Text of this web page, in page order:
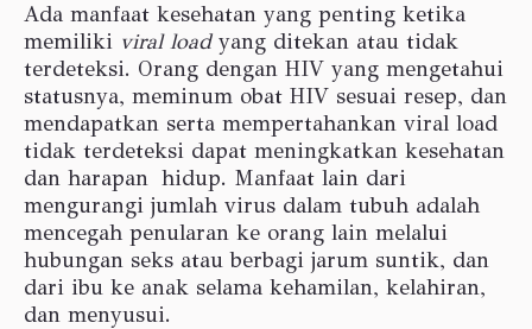
Ada manfaat kesehatan yang penting ketika
memiliki viral loadyang ditekan atau tidak
terdeteksi. Orang dengan HIV yang mengetahui
statusnya, meminum obat HIV sesuai resep, dan
mendapatkan serta mempertahankan viral load
tidak terdeteksi dapat meningkatkan kesehatan
dan harapan hidup. Manfaat lain dari
mengurangi jumlah virus dalam tubuh adalah
mencegah penularan ke orang lain melalui
hubungan seks atau berbagi jarum suntik, dan
dari ibu ke anak selama kehamilan, kelahiran,
dan menyusui.